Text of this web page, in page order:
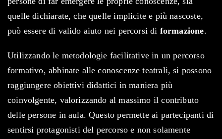
quelle dichiarate, che quelle implicite e più nascoste,
può essere di valido aiuto nei percorsi di formazione.
Utilizzando le metodologie facilitative in un percorso
formativo, abbinate alle conoscenze teatrali, si possono
raggiungere obiettivi didattici in maniera più
coinvolgente, valorizzando al massimo il contributo
delle persone in aula. Questo permette ai partecipanti di
sentirsi protagonisti del percorso e non solamente